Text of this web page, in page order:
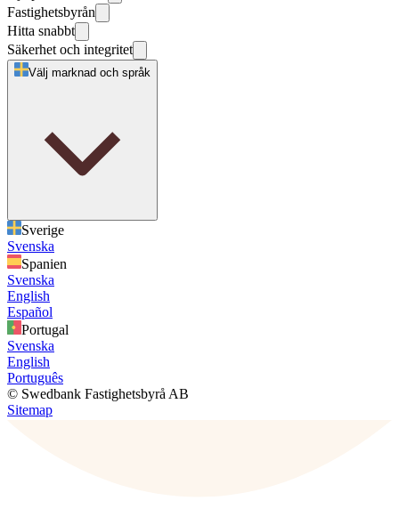
Fastighetsbyrån
Hitta snabbt
Säkerhet och integritet
Välj marknad och språk
Sverige
Svenska
Spanien
Svenska
English
Español
Portugal
Svenska
English
Português
© Swedbank Fastighetsbyrå AB
Sitemap